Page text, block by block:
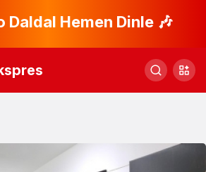
Daldal Hemen Dinle 🎶